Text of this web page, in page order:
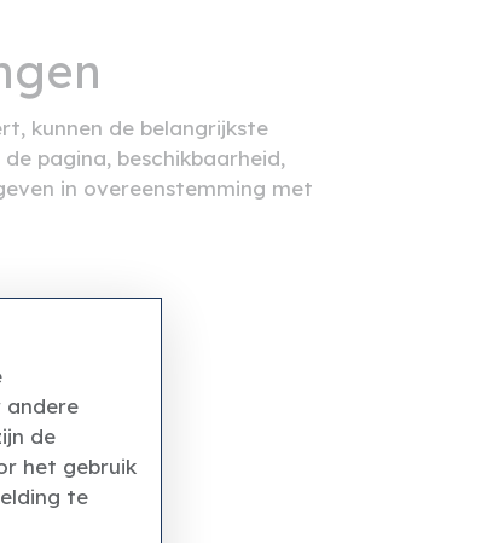
kunnen de belangrijkste
pagina, beschikbaarheid,
in overeenstemming met
andere
de
het gebruik
te